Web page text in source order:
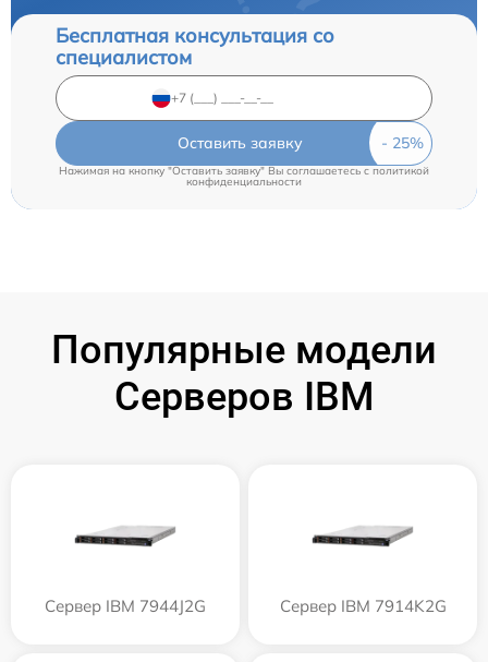
Бесплатная консультация со
специалистом
Оставить заявку
Нажимая на кнопку "Оставить заявку" Вы соглашаетесь cполитикой
конфиденциальности
Популярные модели
Серверов IBM
Сервер IBM 7944J2G Сервер IBM 7914K2G